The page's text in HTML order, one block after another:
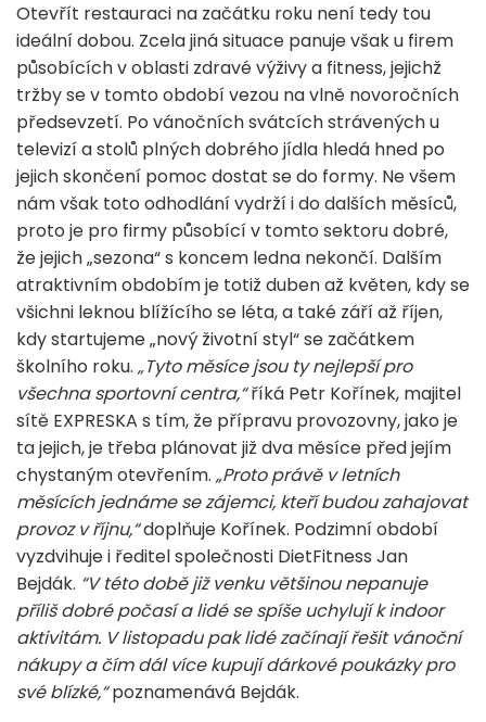
Otevřít restauraci na začátku roku není tedy tou
ideální dobou. Zcela jiná situace panuje však u firem
působících v oblasti zdravé výživy a fitness, jejichž
tržby se v tomto období vezou na vlně novoročních
předsevzetí. Po vánočních svátcích strávených u
televizí a stolů plných dobrého jídla hledá hned po
jejich skončení pomoc dostat se do formy. Ne všem
nám však toto odhodlání vydrží i do dalších měsíců,
proto je pro firmy působící v tomto sektoru dobré,
že jejich „sezona“ s koncem ledna nekončí. Dalším
atraktivním obdobím je totiž duben až květen, kdy se
všichni leknou blížícího se léta, a také září až říjen,
kdy startujeme „nový životní styl“ se začátkem
školního roku. „Tyto měsíce jsou ty nejlepší pro
všechna sportovní centra,“říká Petr Kořínek, majitel
sítě EXPRESKA s tím, že přípravu provozovny, jako je
ta jejich, je třeba plánovat již dva měsíce před jejím
chystaným otevřením. „Proto právě v letních
měsících jednáme se zájemci, kteří budou zahajovat
provoz v říjnu,“doplňuje Kořínek. Podzimní období
vyzdvihuje i ředitel společnosti DietFitness Jan
Bejdák. “V této době již venku většinou nepanuje
příliš dobré počasí a lidé se spíše uchylují k indoor
aktivitám. V listopadu pak lidé začínají řešit vánoční
nákupy a čím dál více kupují dárkové poukázky pro
své blízké,“poznamenává Bejdák.